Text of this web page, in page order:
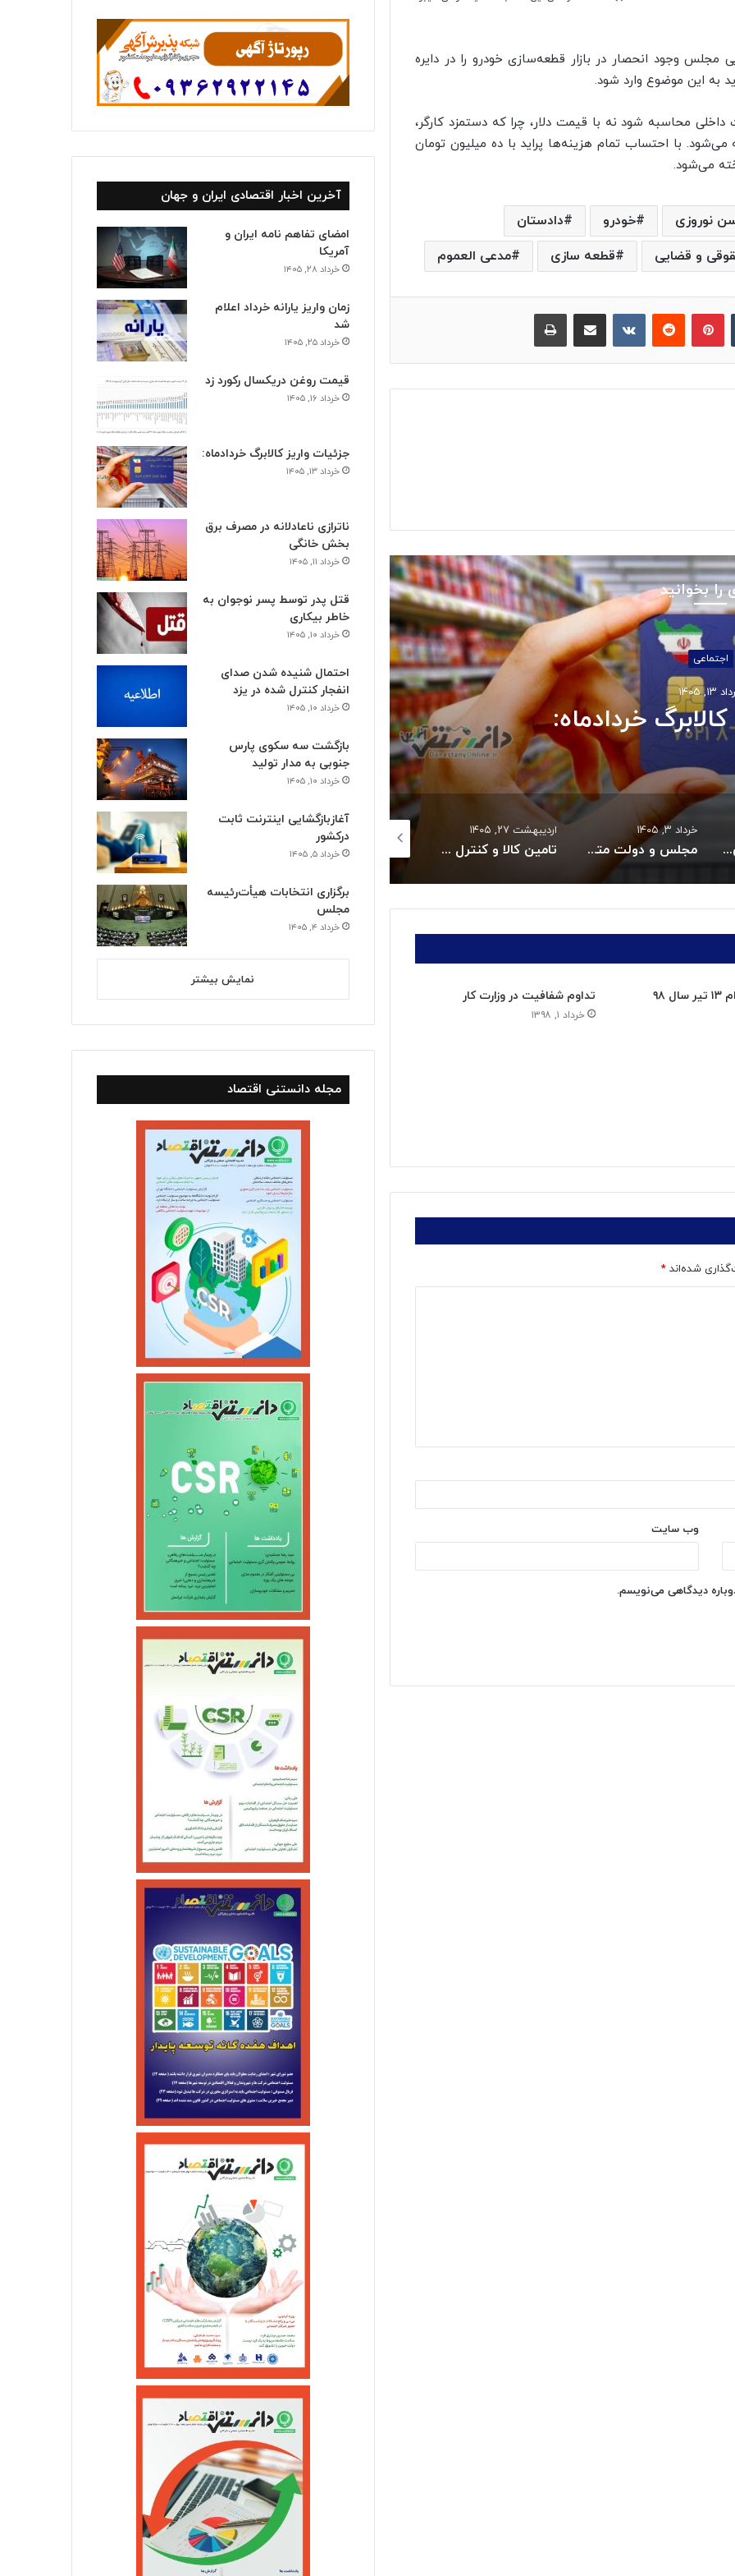
وجود انحصار در بازار قطعه‌سازی خودرو را در دایره
به این موضوع وارد شود.
محاسبه شود نه با قیمت دلار، چرا که دستمزد کارگر،
با احتساب تمام هزینه‌ها پراید با ده میلیون تومان
نوروزی خودرو
دادستان
و قضایی قطعه سازی مدعی العموم
پینترست ‫رددیت
را بخوانید
استانها
۱۰, ۱۴۰۵
جنوبی به مدار تولید
مجلس و دولت متعهد به حل
پزشکی شدند
مجلس و دولت متعهد به حل بحران دارو و تجهیزات پزشکی شدند
اردیبهشت ۲۷, ۱۴۰۵
تامین کالا و کنترل قیمت هااز راهبردهای اصلی دولت است
اردیبهشت ۲۷, ۱۴۰۵
قیمت طلا در۲۷ اردیبهشت ۱۴۰۵
اسفند ۴, ۱۴۰۴
سومین واحد بخار نیروگاه عسلویه در آستانه اتصال به شبکه
اسفند ۴, ۱۴۰۴
بهره‌برداری از ۲۵۷۷ مگاوات نیروگاه تجدیدپذیر جدید
اسفند ۴, ۱۴۰۴
۹۸ تداوم شفافیت در وزارت کار
خرداد ۱, ۱۳۹۸
شده‌اند *
وب‌ سایت
دیدگاهی می‌نویسم.
آخرین اخبار اقتصادی ایران و جهان
امضای تفاهم نامه ایران و
آمریکا
خرداد ۲۸, ۱۴۰۵
زمان واریز یارانه خرداد اعلام
شد
خرداد ۲۵, ۱۴۰۵
قیمت روغن دریکسال رکورد زد
خرداد ۱۶, ۱۴۰۵
جزئیات واریز کالابرگ خردادماه:
خرداد ۱۳, ۱۴۰۵
ناترازی ناعادلانه در مصرف برق
بخش خانگی
خرداد ۱۱, ۱۴۰۵
قتل پدر توسط پسر نوجوان به
خاطر بیکاری
خرداد ۱۰, ۱۴۰۵
احتمال شنیده شدن صدای
انفجار کنترل شده در یزد
خرداد ۱۰, ۱۴۰۵
بازگشت سه سکوی پارس
جنوبی به مدار تولید
خرداد ۱۰, ۱۴۰۵
آغازبازگشایی اینترنت ثابت
درکشور
خرداد ۵, ۱۴۰۵
برگزاری انتخابات هیأت‌رئیسه
مجلس
خرداد ۴, ۱۴۰۵
نمایش بیشتر
مجله دانستنی اقتصاد